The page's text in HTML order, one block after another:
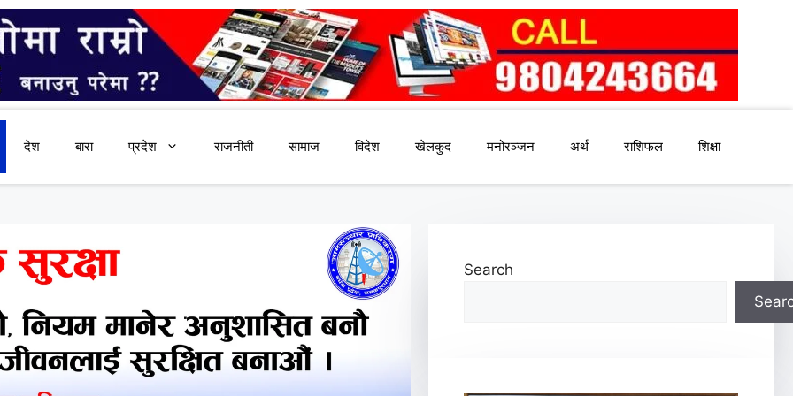
देश बारा प्रदेश राजनीती सामाज विदेश खेलकुद मनोरञ्जन अर्थ राशिफल शिक्षा
Search